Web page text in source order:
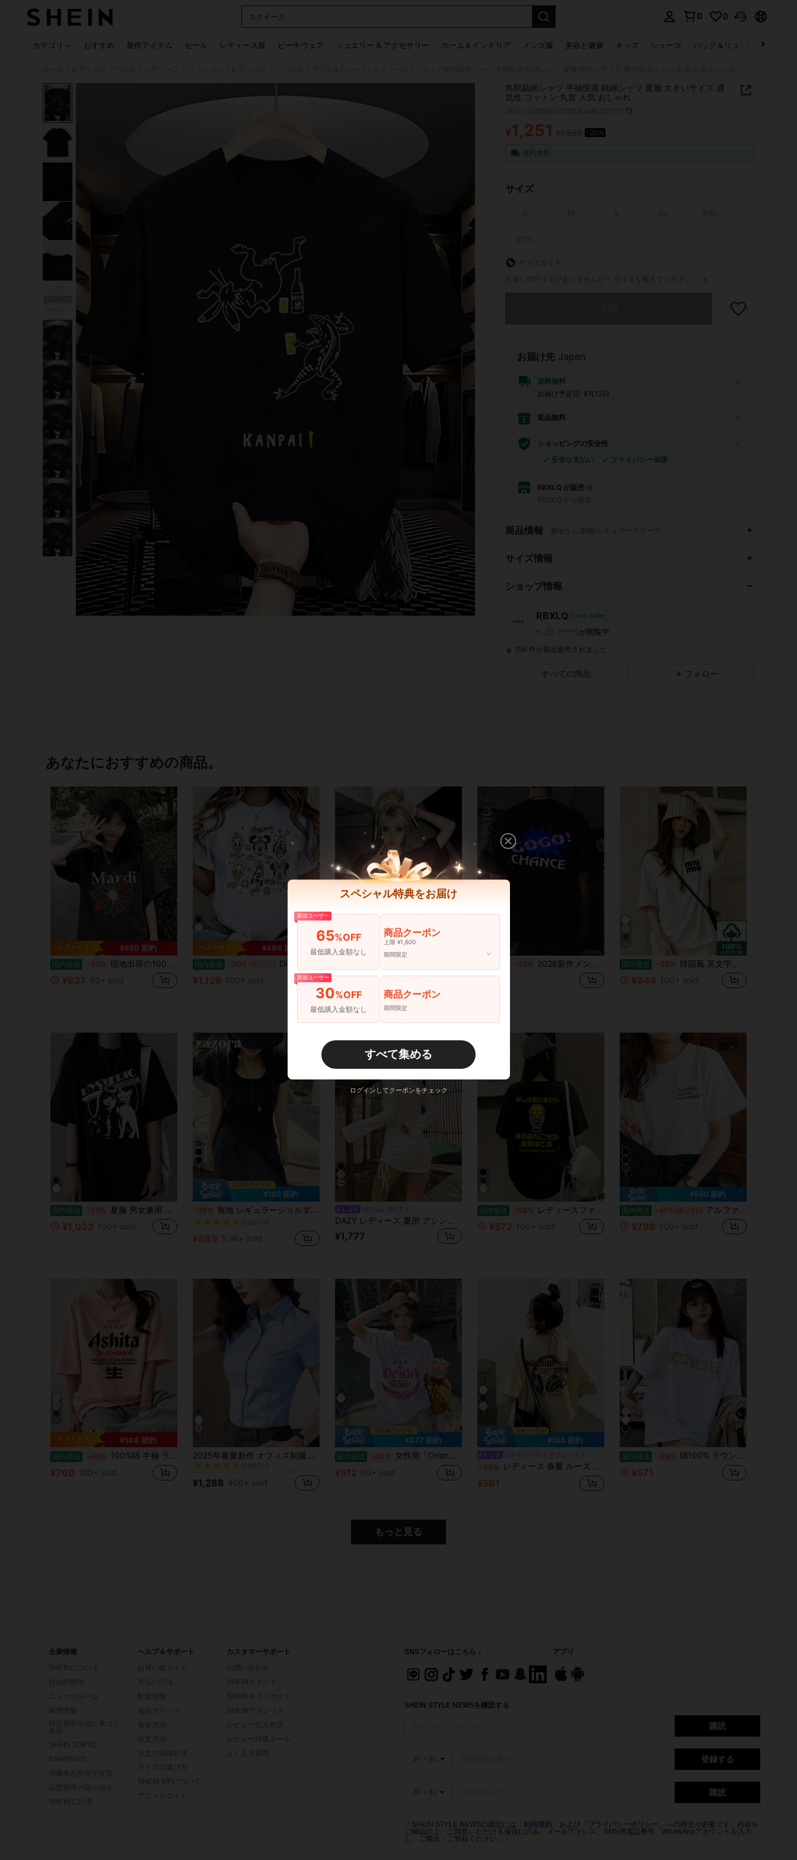
スクイーズ
0 0
カテゴリ おすすめ 新作アイテム セール レディース服 ビーチウェア ジュエリー & アクセサリー ホーム＆インテリア メンズ服 美容と健康 キッズ シューズ バッグ＆リュック
鳥獣戯画シャツ 半袖快適 純綿シャツ 夏服 大きいサイズ 通
気性 コットン 丸首 人気 おしゃれ
PRICE AND AVAILABILITY
¥1,251 -20%
送料無料
サイズ
サイズガイド
お探しのサイズがありませんか？ サイズを教えてください。
お届け先 Japan
送料無料
お届け予定日: 8月12日
返品無料
ショッピングの安全性
安全な支払い
プライバシー保護
RBXLQ が販売
RBXLQ から発送
商品情報 裏地なし,動物,レギュラースリーブ
サイズ情報
ショップ情報
RBXLQ Local Seller
4.25
c***9
4.25 3.8K商品
356 件が最近販売されました
すべての商品 フォロー
あなたにおすすめの商品。
¥950 節約
国内発送 -53% 現地出荷の100%純綿200g Tシャツ、2026レディース夏ファッションプリント半袖Tシャツ、カップルスタイル、インナーにもアウターにも適し、オフィスカジュアルラウンドネックの楽しい半袖トップス。
¥827 50+ sold
¥488 節約
国内発送 -30% 残り2日 Disney アニメやキャラクター柄のレディースTシャツ、メンズTシャツ。この男女兼用のゆったりとしたクルーネックTシャツは、春夏の着用に最適です。普段着やショッピング、パーティーなど、どんなシーンにもぴったりです。ギフトとしても最適です。
¥1,129 100+ sold
-51% -20% 2026新作メンズTシャツ、シンプルな黒のプリント、綿100%材料で肌にYOしく通気性があり刺激が少ないない、感のあるデザインですごい雰囲気、ゆったりとしたシルエットで体型をカバー、春夏の通常使用いやデート、旅行するに最适
¥1,042
国内発送 -38% 韓国風 英文字プリント レディース 綿Tシャツ 半袖 クルーネック カジュアル 柔らかい肌触り 通気性抜群 夏新作 普段着 通勤着 おしゃれデイリーカジュアルトップス
¥944 100+ sold
国内発送 -23% 夏服 男女兼用 少女猫プリント 春夏 かわいいカジュアル 半袖 トップス 婦人 ゆったりルーズ 着痩せ 洋服 日常着?プレゼント 100% コットン おもしろ t シャツ
¥1,032 100+ sold
8
¥195 節約
-18% 無地 レギュラーショルダー 半袖Tシャツ レディース ラウンドネック スリムフィット 美シルエット 伸縮性 軽量 透け感あり 通気性 快適素材 夏用 万能 オールマッチ Tシャツ
売り切れ間近！
(1000+)
売り切れ間近！
売り切れ間近！
売り切れ間近！
¥889 5.9k+ sold
37
DAZY レディース 夏用 アシンメトリーショルダー ギャザー タイアップ ビーチカバーアップ セクシー シアー 水着サロング 長袖
¥1,777
国内発送 -58% レディースファッション 春夏用 ゆったりラウンドネック半袖おもしろtシャツプリントTシャツ
¥572 100+ sold
5
¥550 節約
国内発送 -41% 残り3日 アルファベットのプリント、白、綿100%、女性の日常着、快適。国内発送。夏の新作。無地デザイン、通常の長さ、綿素材、洗濯機で洗えます。1枚
¥798 100+ sold
¥588 節約
国内発送 -44% 100%綿 半袖 ラウンドネック Tシャツ 夏服 レディース おもしろプリント ゆったり カジュアル トップス
¥760 100+ sold
2025年春夏新作 オフィス制服 レディース ブルー 半袖ブラウス、ビジネス プロフェッショナル アパレル
#1 ベストセラー
に プロ 女性用ビジネスブラウス
(1000+)
#1 ベストセラー
(1000+)
#1 ベストセラー
(1000+)
#1 ベストセラー
に プロ 女性用ビジネスブラウス
¥1,288 400+ sold
¥377 節約
国内発送 -42% 女性用「Orion」グラフィックプリントTシャツ、クルーネック ドロップショルダー カジュアル半袖トップス、春に最適
¥512 60+ sold
5
¥168 節約
-23% レディース 春夏 ルーズ ラウンドネック ミニマル 万能 レターライン イヤホン カートゥーン柄 半袖Tシャツ カジュアル
¥561
7
国内発送 -58% 綿100% ラウンドネック 半袖Tシャツ レディース 夏服 おもしろプリント おしゃれ ゆったり カジュアル トップス
¥571
もっと見る
企業情報
SHEINについて
ニュースルーム
SHEIN TOKYO
#SHEIN101
消費者志向自主宣言
品質管理の取り組み
SHEIN CLUB
ヘルプ＆サポート
お買い物ガイド
支払い方法
返品ポリシー
サイズの選び方
SHEIN VIPについて
アフィリエイト
カスタマーサポート
お問い合わせ
SHEINポイント
SHEINギフトカード
SHEINウォレット
レビュー記入方法
レビュー評価ルール
よくある質問
SNSフォローはこちら： アプリ
SHEIN STYLE NEWSを購読する
購読
JP + 81 登録する
JP + 81 購読
「SHEIN STYLE NEWSの購読には「 利用規約 」および「 プライバシーポリシー 」への同意が必要です。内容を
ご確認の上、ご同意いただける場合にのみ、メールアドレス、SMS用電話番号、WhatsAppアカウントを入力
し、ご購読・ご登録ください。」
スペシャル特典をお届け
新規ユーザー
65%OFF
最低購入金額なし
商品クーポン
上限 ¥1,600
期間限定
新規ユーザー
30%OFF
最低購入金額なし
商品クーポン
期間限定
すべて集める
ログインしてクーポンをチェック